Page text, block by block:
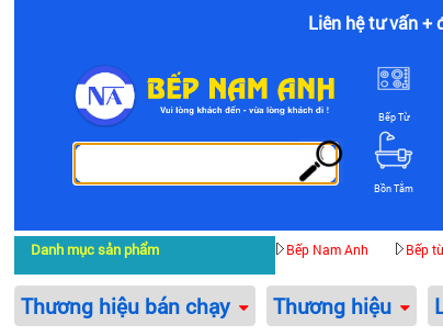
Liên hệ tư vấn +
Bếp Từ
Bồn Tắm
Danh mục sản phẩm Bếp Nam Anh Bếp
Thương hiệu bán chạy Thương hiệu